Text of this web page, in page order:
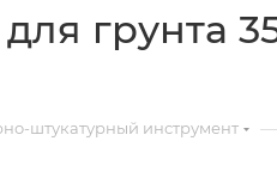
грунта
штукатурный инструмент —